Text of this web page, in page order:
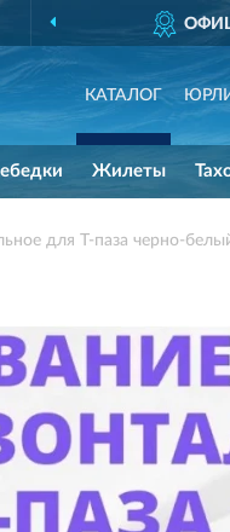
КАТАЛОГ
Жилеты
для Т-паза черно-